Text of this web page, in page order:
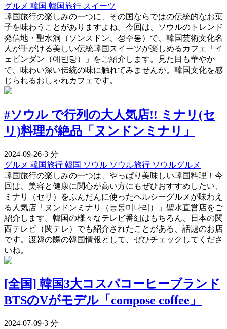
グルメ 韓国 韓国旅行 スイーツ
韓国旅行の楽しみの一つに、その国ならではの伝統的なお菓
子を味わうことがありますよね。今回は、ソウルのトレンド
発信地・聖水洞（ソンスドン、성수동）で、韓国芸術文化名
人が手がける美しい伝統韓国スイーツが楽しめるカフェ「イ
ェビンダン（예빈당）」をご紹介します。見た目も華やか
で、味わい深い伝統の味に触れてみませんか。韓国文化を感
じられるおしゃれカフェです。
#ソウル で行列の大人気店!! ミナリ(セ
リ)料理が絶品「ヌンドンミナリ」
2024-09-26·3 分
グルメ 韓国旅行 韓国 ソウル ソウル旅行 ソウルグルメ
韓国旅行の楽しみの一つは、やっぱり美味しい韓国料理！今
回は、美容と健康に関心が高い方にもぜひおすすめしたい、
ミナリ（セリ）をふんだんに使ったヘルシーグルメが味わえ
る人気店「ヌンドンミナリ（능동미나리）」聖水直営店をご
紹介します。韓国の様々なテレビ番組はもちろん、日本の関
西テレビ（関テレ）でも紹介されたことがある、話題のお店
です。渡韓の際の韓国情報として、ぜひチェックしてくださ
いね。
[全国] 韓国3大コスパコーヒーブランド
BTSのVがモデル「compose coffee」
2024-07-09·3 分